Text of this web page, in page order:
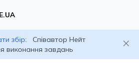
збір:
Співавтор Нейт
виконання завдань